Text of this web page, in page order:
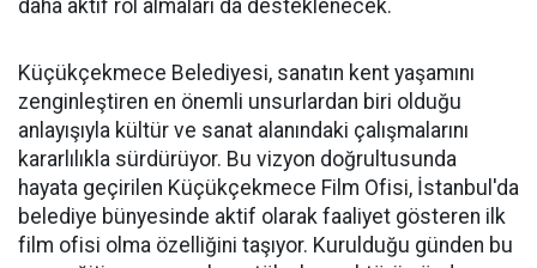
daha aktif rol almaları da desteklenecek.
Küçükçekmece Belediyesi, sanatın kent yaşamını
zenginleştiren en önemli unsurlardan biri olduğu
anlayışıyla kültür ve sanat alanındaki çalışmalarını
kararlılıkla sürdürüyor. Bu vizyon doğrultusunda
hayata geçirilen Küçükçekmece Film Ofisi, İstanbul'da
belediye bünyesinde aktif olarak faaliyet gösteren ilk
film ofisi olma özelliğini taşıyor. Kurulduğu günden bu